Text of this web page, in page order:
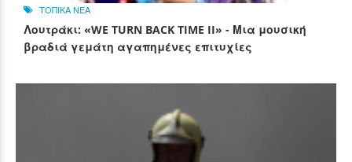
ΤΟΠΙΚΑ ΝΕΑ
Λουτράκι: «WE TURN BACK TIME II» - Μια μουσική
βραδιά γεμάτη αγαπημένες επιτυχίες